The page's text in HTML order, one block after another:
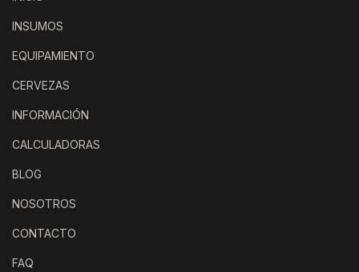
INSUMOS
EQUIPAMIENTO
CERVEZAS
INFORMACIÓN
CALCULADORAS
BLOG
NOSOTROS
CONTACTO
FAQ